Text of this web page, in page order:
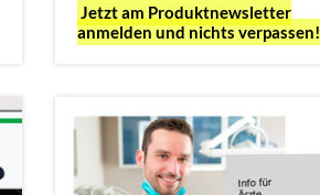
Jetzt am Produktnewsletter
anmelden und nichts verpassen!